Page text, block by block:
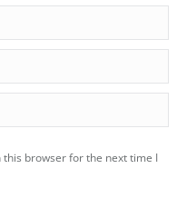
browser for the next time I